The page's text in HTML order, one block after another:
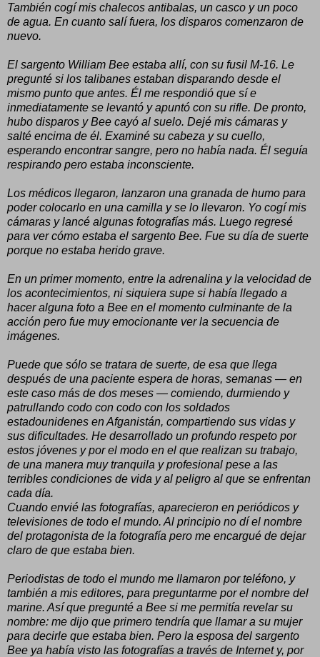
También cogí mis chalecos antibalas, un casco y un poco
de agua. En cuanto salí fuera, los disparos comenzaron de
nuevo.
El sargento William Bee estaba allí, con su fusil M-16. Le
pregunté si los talibanes estaban disparando desde el
mismo punto que antes. Él me respondió que sí e
inmediatamente se levantó y apuntó con su rifle. De pronto,
hubo disparos y Bee cayó al suelo. Dejé mis cámaras y
salté encima de él. Examiné su cabeza y su cuello,
esperando encontrar sangre, pero no había nada. Él seguía
respirando pero estaba inconsciente.
Los médicos llegaron, lanzaron una granada de humo para
poder colocarlo en una camilla y se lo llevaron. Yo cogí mis
cámaras y lancé algunas fotografías más. Luego regresé
para ver cómo estaba el sargento Bee. Fue su día de suerte
porque no estaba herido grave.
En un primer momento, entre la adrenalina y la velocidad de
los acontecimientos, ni siquiera supe si había llegado a
hacer alguna foto a Bee en el momento culminante de la
acción pero fue muy emocionante ver la secuencia de
imágenes.
Puede que sólo se tratara de suerte, de esa que llega
después de una paciente espera de horas, semanas — en
este caso más de dos meses — comiendo, durmiendo y
patrullando codo con codo con los soldados
estadounidenes en Afganistán, compartiendo sus vidas y
sus dificultades. He desarrollado un profundo respeto por
estos jóvenes y por el modo en el que realizan su trabajo,
de una manera muy tranquila y profesional pese a las
terribles condiciones de vida y al peligro al que se enfrentan
cada día.
Cuando envié las fotografías, aparecieron en periódicos y
televisiones de todo el mundo. Al principio no dí el nombre
del protagonista de la fotografía pero me encargué de dejar
claro de que estaba bien.
Periodistas de todo el mundo me llamaron por teléfono, y
también a mis editores, para preguntarme por el nombre del
marine. Así que pregunté a Bee si me permitía revelar su
nombre: me dijo que primero tendría que llamar a su mujer
para decirle que estaba bien. Pero la esposa del sargento
Bee ya había visto las fotografías a través de Internet y, por